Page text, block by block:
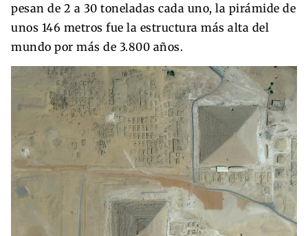
pesan de 2 a 30 toneladas cada uno, la pirámide de
unos 146 metros fue la estructura más alta del
mundo por más de 3.800 años.